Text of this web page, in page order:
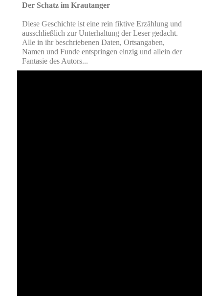
Der Schatz im Krautanger
Diese Geschichte ist eine rein fiktive Erzählung und
ausschließlich zur Unterhaltung der Leser gedacht.
Alle in ihr beschriebenen Daten, Ortsangaben,
Namen und Funde entspringen einzig und allein der
Fantasie des Autors...